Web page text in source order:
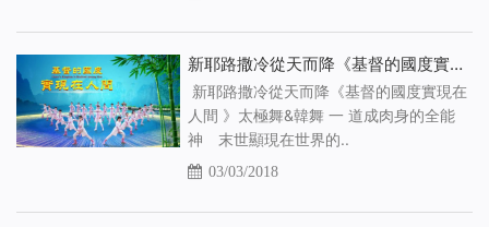
新耶路撒冷從天而降《基督的國度實現在人間 》太極舞&韓舞
新耶路撒冷從天而降《基督的國度實現在
人間 》太極舞&韓舞 一 道成肉身的全能
神 末世顯現在世界的..
03/03/2018